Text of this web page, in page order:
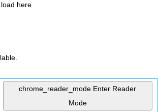
here
chrome_reader_mode Enter Reader
Mode